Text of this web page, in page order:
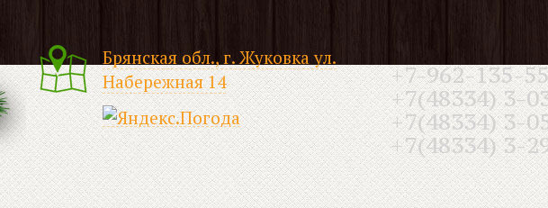
Брянская обл., г. Жуковка ул.
Набережная 14
+7-962-135-
+7(48334) 3-
+7(48334) 3-
+7(48334) 3-